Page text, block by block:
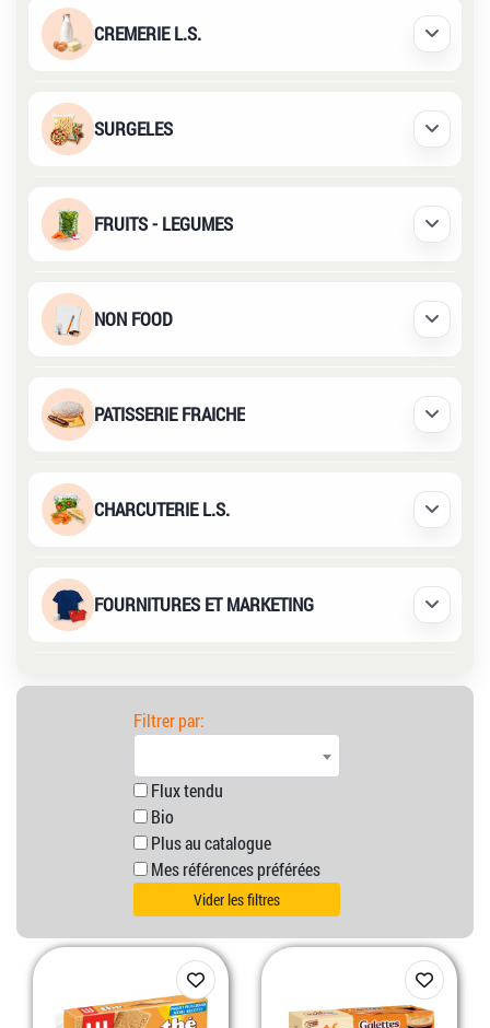
CREMERIE L.S. Déplier
SURGELES Déplier
FRUITS - LEGUMES Déplier
NON FOOD Déplier
PATISSERIE FRAICHE Déplier
CHARCUTERIE L.S. Déplier
FOURNITURES ET MARKETING Déplier
Filtrer par:
Flux tendu
Bio
Plus au catalogue
Mes références préférées
Vider les filtres